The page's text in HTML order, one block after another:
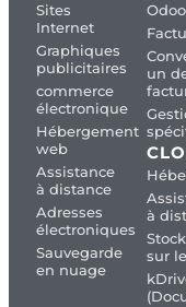
Sites
Internet
Graphiques
publicitaires
commerce
électronique
Hébergement
web
Assistance
à distance
Adresses
électroniques
Sauvegarde
en nuage
Odoo
un
à
sur